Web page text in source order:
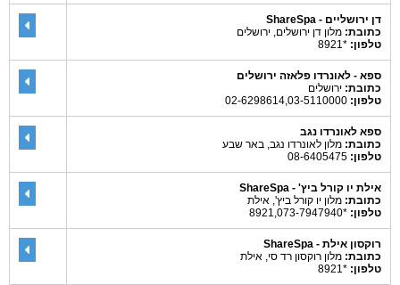
דן ירושליים - ShareSpa
כתובת: מלון דן ירושלים, ירושלים
טלפון: *8921
ספא - לאונרדו פלאזה ירושלים
כתובת: ירושלים
טלפון:
ספא לאונרדו נגב
כתובת: מלון לאונרדו נגב, באר שבע
טלפון:
אילת יו קורל ביץ' - ShareSpa
כתובת: מלון יו קורל ביץ', אילת
טלפון: *8921,073-7947940
רוקסון אילת - ShareSpa
כתובת: מלון רוקסון רד סי, אילת
טלפון: *8921